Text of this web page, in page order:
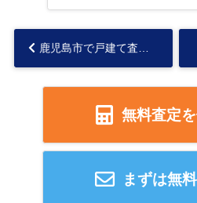
無料査定
まずは無